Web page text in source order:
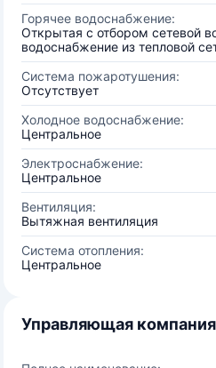
Горячее водоснабжение:
Открытая с отбором сетевой
водоснабжение из тепловой
Система пожаротушения:
Отсутствует
Холодное водоснабжение:
Центральное
Электроснабжение:
Центральное
Вентиляция:
Вытяжная вентиляция
Система отопления:
Центральное
Управляющая компания